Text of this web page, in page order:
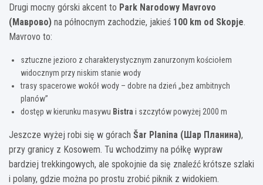
Drugi mocny górski akcent to Park Narodowy Mavrovo
(Маврово) na północnym zachodzie, jakieś 100 km od Skopje.
Mavrovo to:
sztuczne jezioro z charakterystycznym zanurzonym kościołem
widocznym przy niskim stanie wody
trasy spacerowe wokół wody – dobre na dzień „bez ambitnych
planów”
dostęp w kierunku masywu Bistra i szczytów powyżej 2000 m
Jeszcze wyżej robi się w górach Šar Planina (Шар Планина),
przy granicy z Kosowem. Tu wchodzimy na półkę wypraw
bardziej trekkingowych, ale spokojnie da się znaleźć krótsze szlaki
i polany, gdzie można po prostu zrobić piknik z widokiem.